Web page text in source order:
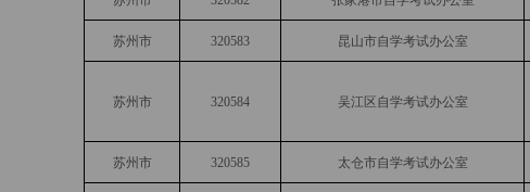
苏州市 320583 昆山市自学考试办公室
苏州市 320584 吴江区自学考试办公室
苏州市 320585 太仓市自学考试办公室